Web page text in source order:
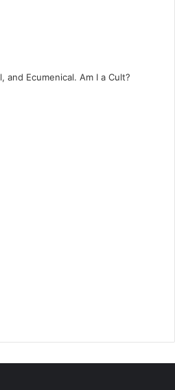
and Ecumenical. Am I a Cult?